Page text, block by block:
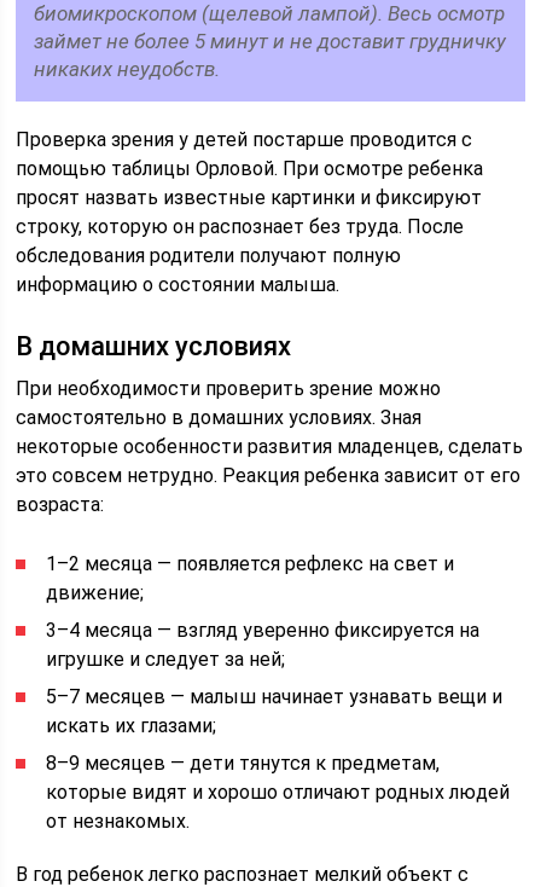
биомикроскопом (щелевой лампой). Весь осмотр
займет не более 5 минут и не доставит грудничку
никаких неудобств.
Проверка зрения у детей постарше проводится с
помощью таблицы Орловой. При осмотре ребенка
просят назвать известные картинки и фиксируют
строку, которую он распознает без труда. После
обследования родители получают полную
информацию о состоянии малыша.
В домашних условиях
При необходимости проверить зрение можно
самостоятельно в домашних условиях. Зная
некоторые особенности развития младенцев, сделать
это совсем нетрудно. Реакция ребенка зависит от его
возраста:
1–2 месяца — появляется рефлекс на свет и
движение;
3–4 месяца — взгляд уверенно фиксируется на
игрушке и следует за ней;
5–7 месяцев — малыш начинает узнавать вещи и
искать их глазами;
8–9 месяцев — дети тянутся к предметам,
которые видят и хорошо отличают родных людей
от незнакомых.
В год ребенок легко распознает мелкий объект с